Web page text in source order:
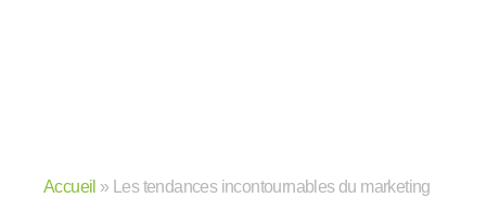
Accueil »
Les tendances incontournables du marketing